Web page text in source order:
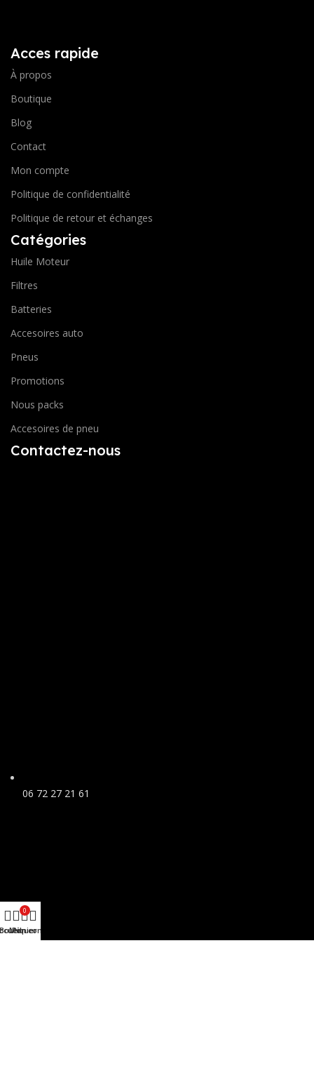
Acces rapide
À propos
Boutique
Blog
Contact
Mon compte
Politique de confidentialité
Politique de retour et échanges
Catégories
Huile Moteur
Filtres
Batteries
Accesoires auto
Pneus
Promotions
Nous packs
Accesoires de pneu
Contactez-nous
06 72 27 21 61
0
Panier
Mon compte